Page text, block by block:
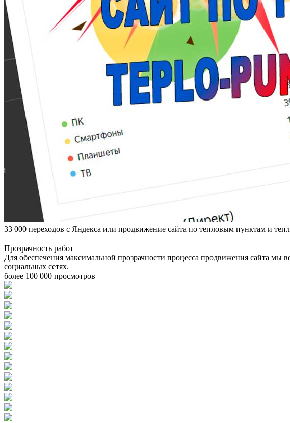
33 000 переходов с Яндекса или продвижение сайта по тепловым пунктам и
Прозрачность работ
Для обеспечения максимальной прозрачности процесса продвижения сайта
социальных сетях.
более 100 000 просмотров